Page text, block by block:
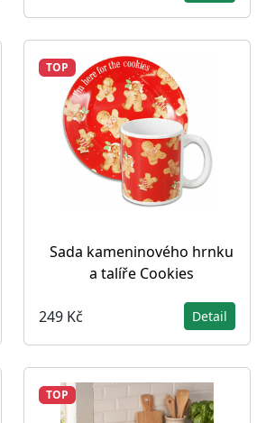
TOP
Sada kameninového hrnku
a talíře Cookies
249 Kč Detail
TOP